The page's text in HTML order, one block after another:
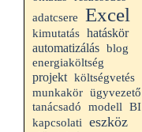
adatcsere
Excel
kimutatás hatáskör
automatizálás blog
energiaköltség
projekt költségvetés
munkakör ügyvezető
tanácsadó
modell
BI
kapcsolati
eszköz